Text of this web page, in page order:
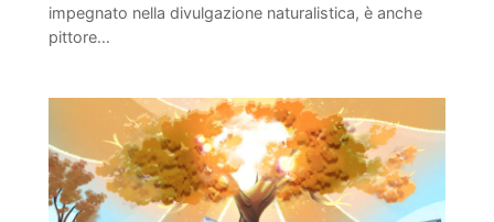
impegnato nella divulgazione naturalistica, è anche
pittore…